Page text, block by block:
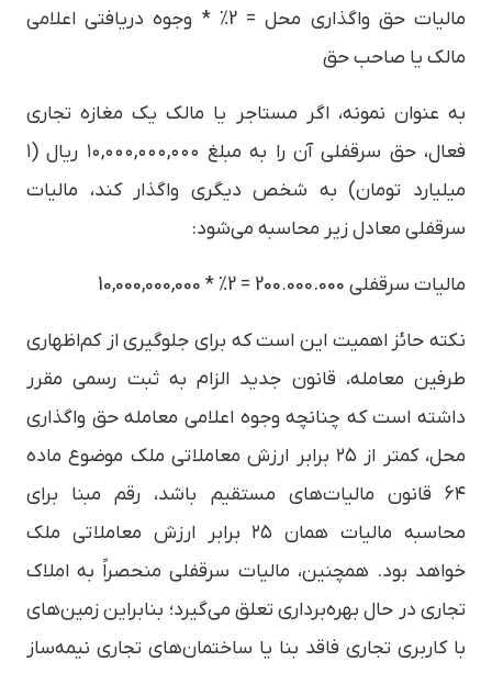
مالیات حق واگذاری محل = 2% * وجوه دریافتی اعلامی
مالک یا صاحب حق
به عنوان نمونه، اگر مستاجر یا مالک یک مغازه تجاری
فعال، حق سرقفلی آن را به مبلغ ۱۰,۰۰۰,۰۰۰,۰۰۰ ریال (۱
میلیارد تومان) به شخص دیگری واگذار کند، مالیات
سرقفلی معادل زیر محاسبه می‌شود:
مالیات سرقفلی 200.000.000 = 2% * 10,000,000,000
نکته حائز اهمیت این است که برای جلوگیری از کم‌اظهاری
طرفین معامله، قانون جدید الزام به ثبت رسمی مقرر
داشته است که چنانچه وجوه اعلامی معامله حق واگذاری
محل، کمتر از ۲۵ برابر ارزش معاملاتی ملک موضوع ماده
۶۴ قانون مالیات‌های مستقیم باشد، رقم مبنا برای
محاسبه مالیات همان ۲۵ برابر ارزش معاملاتی ملک
خواهد بود. همچنین، مالیات سرقفلی منحصراً به املاک
تجاری در حال بهره‌برداری تعلق می‌گیرد؛ بنابراین زمین‌های
با کاربری تجاری فاقد بنا یا ساختمان‌های تجاری نیمه‌ساز